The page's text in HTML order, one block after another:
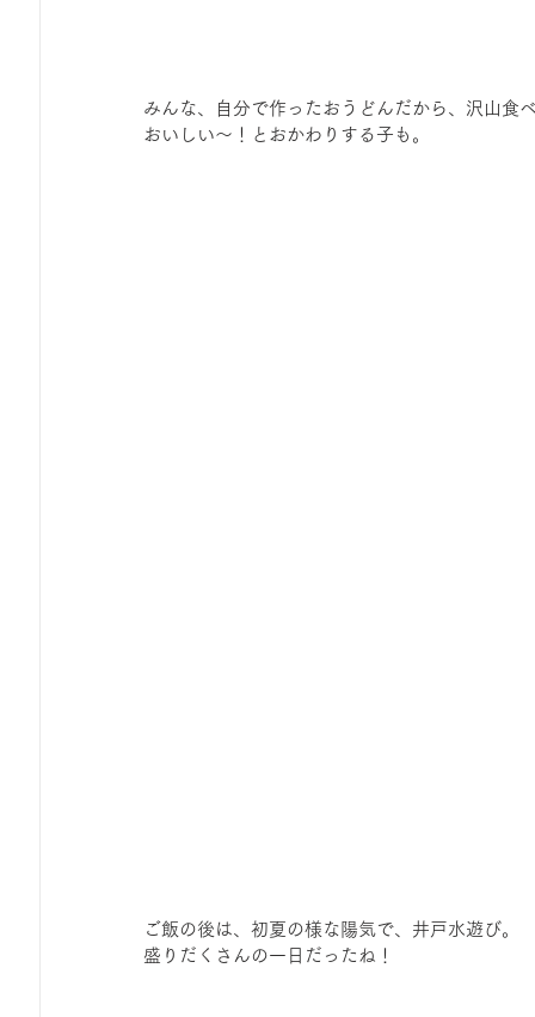
みんな、自分で作ったおうどんだから、沢山食
おいしい〜！とおかわりする子も。
ご飯の後は、初夏の様な陽気で、井戸水遊び。
盛りだくさんの一日だったね！